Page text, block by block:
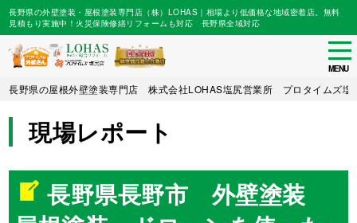
Skip
main
content
長野県の外壁塗装・屋根塗装専門店（株）LOHAS｜相場より低価格な地域密着店。無料
見積もり実施中！火災保険修繕リフォームも対応 長野県全域対応
MENU
長野県の屋根外壁塗装専門店 株式会社LOHAS塩尻営業所 プロタイムズ塩
現場レポート
長野県長野市 外壁塗装